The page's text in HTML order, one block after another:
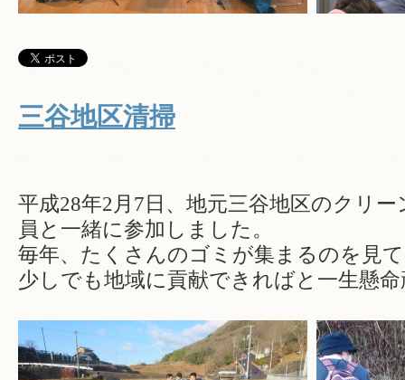
三谷地区清掃
平成28年2月7日、地元三谷地区のクリ
員と一緒に参加しました。
毎年、たくさんのゴミが集まるのを見
少しでも地域に貢献できればと一生懸